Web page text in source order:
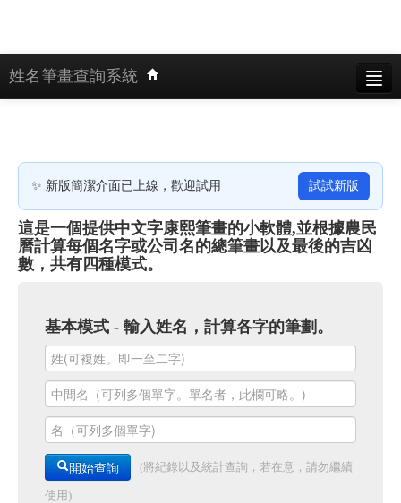
姓名筆畫查詢系統
姓名產生器模式
公司筆劃模式
繁體模式
手機版
✨ 新版簡潔介面已上線，歡迎試用 試試新版
這是一個提供中文字康熙筆畫的小軟體,並根據農民
曆計算每個名字或公司名的總筆畫以及最後的吉凶
數，共有四種模式。
基本模式 - 輸入姓名，計算各字的筆劃。
開始查詢 (將紀錄以及統計查詢，若在意，請勿繼續
使用)